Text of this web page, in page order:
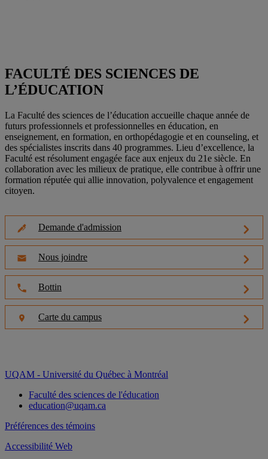
FACULTÉ DES SCIENCES DE
L’ÉDUCATION
La Faculté des sciences de l’éducation accueille chaque année de
futurs professionnels et professionnelles en éducation, en
enseignement, en formation, en orthopédagogie et en counseling, et
des spécialistes inscrits dans 40 programmes. Lieu d’excellence, la
Faculté est résolument engagée face aux enjeux du 21e siècle. En
collaboration avec les milieux de pratique, elle contribue à offrir une
formation réputée qui allie innovation, polyvalence et engagement
citoyen.
Demande d'admission
Nous joindre
Bottin
Carte du campus
UQAM - Université du Québec à Montréal
Faculté des sciences de l'éducation
education@uqam.ca
Préférences des témoins
Accessibilité Web